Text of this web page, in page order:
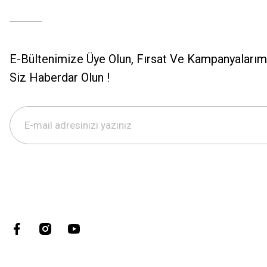
E-Bültenimize Üye Olun, Fırsat Ve
Siz Haberdar Olun !